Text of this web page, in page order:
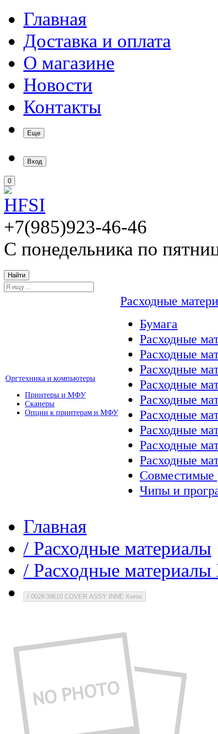
Главная
Доставка и оплата
О магазине
Новости
Контакты
Еще
Вход
0
+7(985)923-46-46
С понедельника по
Найти
Оргтехника и компьютеры
Принтеры и МФУ
Сканеры
Опции к принтерам и МФУ
Расходные
Бумага
Расходные
Расходные
Расходные
Расходные
Расходные
Расходные
Расходные
Расходные
Расходные
Совместимые
Чипы и
Главная
/ Расходные материалы
/ Расходные
/ 002K39610 COVER ASSY INNE Xerox